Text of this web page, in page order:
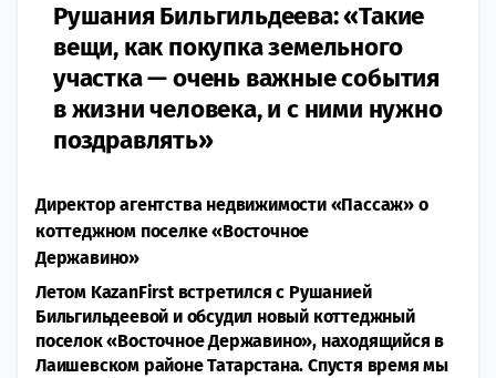
Рушания Бильгильдеева: «Такие
вещи, как покупка земельного
участка — очень важные события
в жизни человека, и с ними нужно
поздравлять»
Директор агентства недвижимости «Пассаж» о
коттеджном поселке «Восточное
Державино»
Летом KazanFirst встретился с Рушанией
Бильгильдеевой и обсудил новый коттеджный
поселок «Восточное Державино», находящийся в
Лаишевском районе Татарстана. Спустя время мы